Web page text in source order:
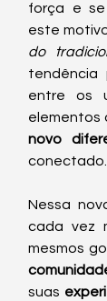
força e se
este
do
tendência
entre os
novo
conectado.
Nessa
cada vez
suas